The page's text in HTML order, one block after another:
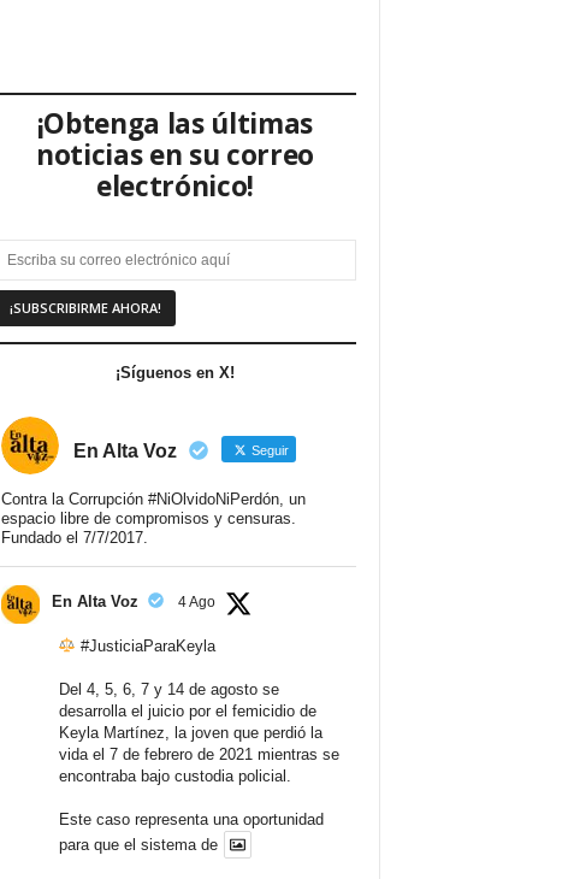
¡Obtenga las últimas
noticias en su correo
electrónico!
¡Síguenos en X!
En Alta Voz Seguir
Contra la Corrupción #NiOlvidoNiPerdón, un
espacio libre de compromisos y censuras.
Fundado el 7/7/2017.
En Alta Voz 4 Ago
#JusticiaParaKeyla
Del 4, 5, 6, 7 y 14 de agosto se
desarrolla el juicio por el femicidio de
Keyla Martínez, la joven que perdió la
vida el 7 de febrero de 2021 mientras se
encontraba bajo custodia policial.
Este caso representa una oportunidad
para que el sistema de